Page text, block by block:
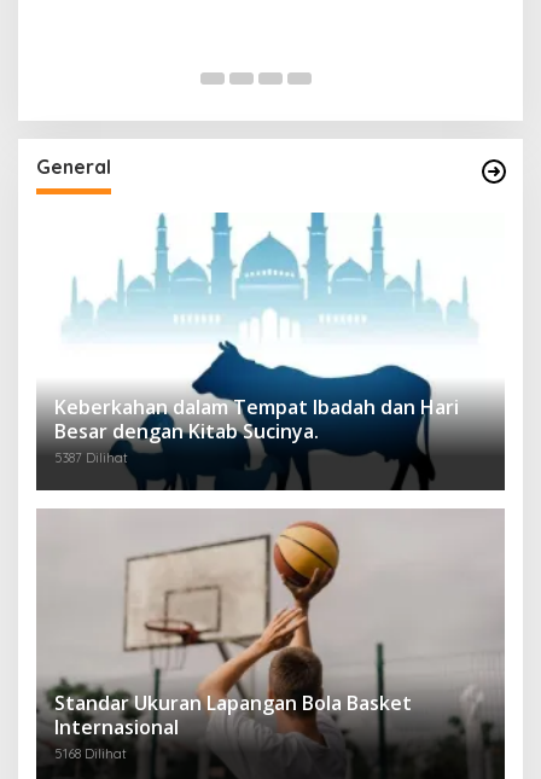
General
Keberkahan dalam Tempat Ibadah dan Hari
Besar dengan Kitab Sucinya.
5387 Dilihat
Standar Ukuran Lapangan Bola Basket
Internasional
5168 Dilihat